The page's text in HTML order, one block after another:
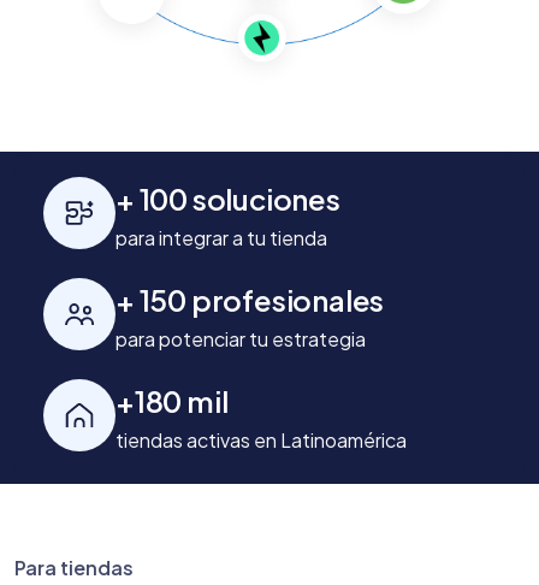
+ 100 soluciones
para integrar a tu tienda
+ 150 profesionales
para potenciar tu estrategia
+180 mil
tiendas activas en Latinoamérica
Para tiendas